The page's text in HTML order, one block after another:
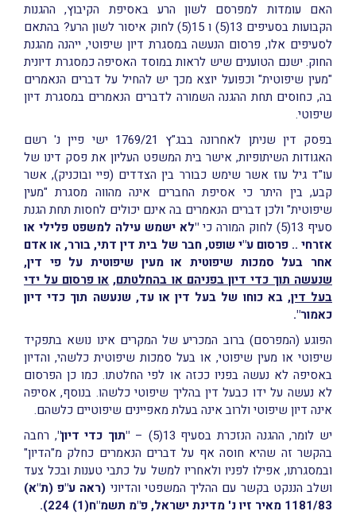
האם עומדות למפרסם לשון הרע באסיפת הקיבוץ, ההגנות
הקבועות בסעיפים 13(5) ו 15(5) לחוק איסור לשון הרע? בהתאם
לסעיפים אלו, פרסום הנעשה במסגרת דיון שיפוטי, ייהנה מהגנת
החוק. ישנם הטוענים שיש לראות במוסד האסיפה כמסגרת דיונית
"מעין שיפוטית" וכפועל יוצא מכך יש להחיל על דברים הנאמרים
בה, כחוסים תחת ההגנה השמורה לדברים הנאמרים במסגרת דיון
שיפוטי.
בפסק דין שניתן לאחרונה בבג"ץ 1769/21 ישי פיין נ' רשם
האגודות השיתופיות, אישר בית המשפט העליון את פסק דינו של
עו"ד גיל עוז אשר שימש כבורר בין הצדדים (פיי ובוכניק), אשר
קבע, בין היתר כי אסיפת החברים אינה מהווה מסגרת "מעין
שיפוטית" ולכן דברים הנאמרים בה אינם יכולים לחסות תחת הגנת
סעיף 13(5) לחוק המורה כי
"לא ישמש עילה למשפט פלילי או
אזרחי .. פרסום ע"י שופט, חבר של בית דין דתי, בורר, או אדם
אחר בעל סמכות שיפוטית או מעין שיפוטית על פי דין,
שנעשה תוך כדי דיון בפניהם או בהחלטתם, או פרסום על ידי
בעל דין, בא כוחו של בעל דין או עד, שנעשה תוך כדי דיון
כאמור".
הפוגע (המפרסם) ברוב המכריע של המקרים אינו נושא בתפקיד
שיפוטי או מעין שיפוטי, או בעל סמכות שיפוטית כלשהי, והדיון
באסיפה לא נעשה בפניו ככזה או לפי החלטתו. כמו כן הפרסום
לא נעשה על ידו כבעל דין בהליך שיפוטי כלשהו. בנוסף, אסיפה
אינה דיון שיפוטי ולרוב אינה בעלת מאפיינים שיפוטיים כלשהם.
יש לומר, ההגנה הנזכרת בסעיף 13(5) –
"תוך כדי דיון", רחבה
בהקשר זה שהיא חוסה אף על דברים הנאמרים כחלק מ"הדיון"
ובמסגרתו, אפילו לפניו ולאחריו למשל על כתבי טענות ובכל צעד
ושלב הננקט בקשר עם ההליך המשפטי והדיוני (ראה ע"פ (ת"א)
1181/83 מאיר זיו נ' מדינת ישראל, פ"מ תשמ"ח(1) 224).